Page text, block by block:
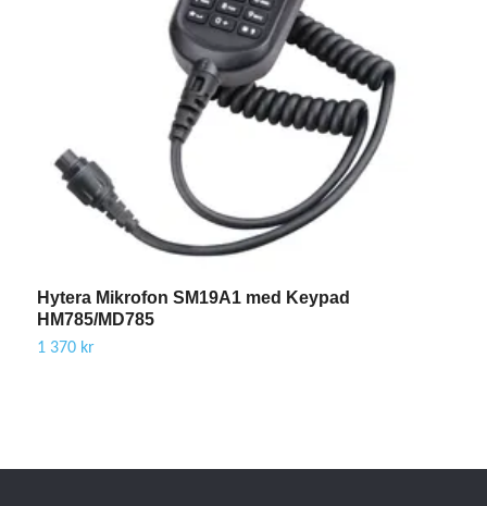
Hytera Mikrofon SM19A1 med Keypad
HM785/MD785
1 370 kr